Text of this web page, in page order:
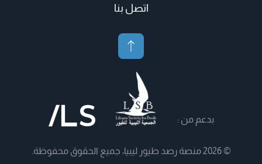
اتصل بنا
بدعم من :
© 2026 منصة رصد طيور ليبيا، جميع الحقوق محفوظة.